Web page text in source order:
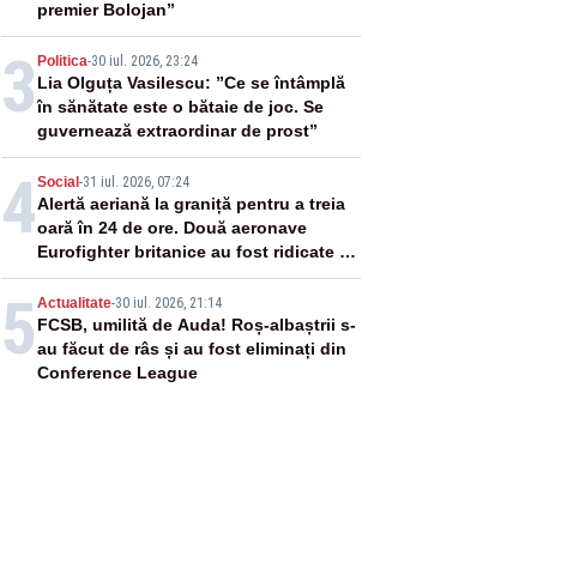
premier Bolojan”
3 Politica-30 iul. 2026, 23:24
Lia Olguța Vasilescu: ”Ce se întâmplă
în sănătate este o bătaie de joc. Se
guvernează extraordinar de prost”
4Social -31 iul. 2026, 07:24
Alertă aeriană la graniță pentru a treia
oară în 24 de ore. Două aeronave
Eurofighter britanice au fost ridicate de
la sol
5 Actualitate-30 iul. 2026, 21:14
FCSB, umilită de Auda! Roș-albaștrii s-
au făcut de râs și au fost eliminați din
Conference League